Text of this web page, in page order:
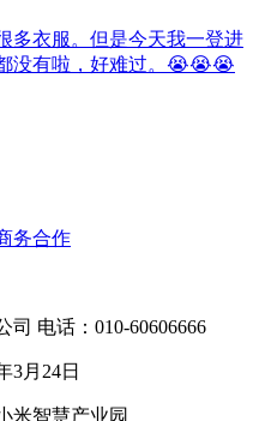
多衣服。但是今天我一登进
没有啦，好难过。😭😭😭
务合作
电话：010-60606666
3月24日
米智慧产业园